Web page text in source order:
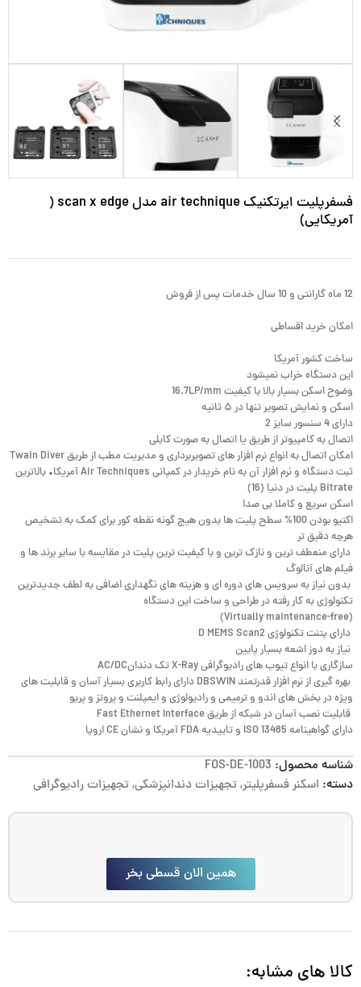
فسفرپلیت ایرتکنیک air technique مدل scan x edge (
آمریکایی)
12 ماه گارانتی و 10 سال خدمات پس از فروش
امکان خرید اقساطی
ساخت کشور آمریکا
این دستگاه خراب نمیشود
وضوح اسکن بسیار بالا با کیفیت 16.7LP/mm
اسکن و نمایش تصویر تنها در ۵ ثانیه
دارای 4 سنسور سایز 2
اتصال به کامپیوتر از طریق یا اتصال به صورت کابلی
امکان اتصال به انواع نرم افزار های تصویربرداری و مدیریت مطب از طریق Twain Diver
ثبت دستگاه و نرم افزار آن به نام خریدار در کمپانی Air Techniques آمریکا• بالاترین
Bitrate پلیت در دنیا (16)
اسکن سریع و کاملا بی صدا
اکتیو بودن 100% سطح پلیت ها بدون هیچ گونه نقطه کور برای کمک به تشخیص
هرچه دقیق تر
دارای منعطف ترین و نازک ترین و با کیفیت ترین پلیت در مقایسه با سایر برند ها و
فیلم های آنالوگ
بدون نیاز به سرویس های دوره ای و هزینه های نگهداری اضافی به لطف جدیدترین
تكنولوژی به كار رفته در طراحی و ساخت این دستگاه
(Virtually maintenance-free)
دارای پتنت تکنولوژی D MEMS Scan2
نیاز به دوز اشعه بسیار پایین
سازگاری با انواع تیوب های رادیوگرافی X-Ray تک دندانAC/DC
بهره گیری از نرم افزار قدرتمند DBSWIN دارای رابط کاربری بسیار آسان و قابلیت های
ویژه در بخش های اندو و ترمیمی و رادیولوژی و ایمپلنت و پروتز و پریو
قابلیت نصب آسان در شبکه از طریق Fast Ethernet Interface
دارای گواهینامه‌ ISO 13485 و تاییدیه FDA آمریکا و نشان CE اروپا
شناسه محصول: FOS-DE-1003
دسته: اسکنر فسفرپلیتر,تجهیزات دندانپزشکی,تجهیزات رادیوگرافی
همین الان قسطی بخر
کالا های مشابه: